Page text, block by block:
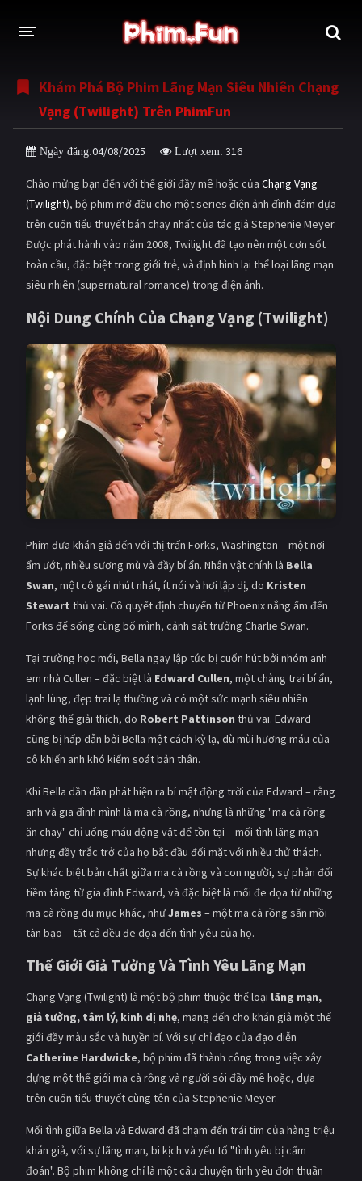
THỂ LOẠI
Thần thoại - Cổ trang Hành động
Tâm lý
Võ thuật - Kiếm hiệp Nhạc kịch
Kinh dị Tội phạm - Hình sự
Phiêu lưu Hài hước
Viễn tưởng Khoa học - Tài liệu
Hoạt hình Thể thao
Tình cảm - Lãng mạn Kỳ ảo
Giật gân Gia đình
Bí ẩn Lịch sử
Viễn Tây Tiểu sử
GameShow DramaTV
Âu - Mỹ Trung Quốc - Hồng Kông
Hàn Quốc Nhật Bản
Ấn Độ Việt Nam
Tổng hợp
CẬP NHẬT
PHIM MỚI
PHIM LẺ
PHIM CHIẾU RẠP
TUYỂN TẬP PHIM
Khám Phá Bộ Phim Lãng Mạn Siêu Nhiên Chạng
Vạng (Twilight) Trên PhimFun
Ngày đăng:04/08/2025 Lượt xem: 316
Chào mừng bạn đến với thế giới đầy mê hoặc của Chạng Vạng
(Twilight), bộ phim mở đầu cho một series điện ảnh đình đám dựa
trên cuốn tiểu thuyết bán chạy nhất của tác giả Stephenie Meyer.
Được phát hành vào năm 2008, Twilight đã tạo nên một cơn sốt
toàn cầu, đặc biệt trong giới trẻ, và định hình lại thể loại lãng mạn
siêu nhiên (supernatural romance) trong điện ảnh.
Nội Dung Chính Của Chạng Vạng (Twilight)
Phim đưa khán giả đến với thị trấn Forks, Washington – một nơi
ẩm ướt, nhiều sương mù và đầy bí ẩn. Nhân vật chính là Bella
Swan, một cô gái nhút nhát, ít nói và hơi lập dị, do Kristen
Stewart thủ vai. Cô quyết định chuyển từ Phoenix nắng ấm đến
Forks để sống cùng bố mình, cảnh sát trưởng Charlie Swan.
Tại trường học mới, Bella ngay lập tức bị cuốn hút bởi nhóm anh
em nhà Cullen – đặc biệt là Edward Cullen, một chàng trai bí ẩn,
lạnh lùng, đẹp trai lạ thường và có một sức mạnh siêu nhiên
không thể giải thích, do Robert Pattinson thủ vai. Edward
cũng bị hấp dẫn bởi Bella một cách kỳ lạ, dù mùi hương máu của
cô khiến anh khó kiểm soát bản thân.
Khi Bella dần dần phát hiện ra bí mật động trời của Edward – rằng
anh và gia đình mình là ma cà rồng, nhưng là những "ma cà rồng
ăn chay" chỉ uống máu động vật để tồn tại – mối tình lãng mạn
nhưng đầy trắc trở của họ bắt đầu đối mặt với nhiều thử thách.
Sự khác biệt bản chất giữa ma cà rồng và con người, sự phản đối
tiềm tàng từ gia đình Edward, và đặc biệt là mối đe dọa từ những
ma cà rồng du mục khác, nhưJames – một ma cà rồng săn mồi
tàn bạo – tất cả đều đe dọa đến tình yêu của họ.
Thế Giới Giả Tưởng Và Tình Yêu Lãng Mạn
Chạng Vạng (Twilight) là một bộ phim thuộc thể loại lãng mạn,
giả tưởng, tâm lý, kinh dị nhẹ, mang đến cho khán giả một thế
giới đầy màu sắc và huyền bí. Với sự chỉ đạo của đạo diễn
Catherine Hardwicke, bộ phim đã thành công trong việc xây
dựng một thế giới ma cà rồng và người sói đầy mê hoặc, dựa
trên cuốn tiểu thuyết cùng tên của Stephenie Meyer.
Mối tình giữa Bella và Edward đã chạm đến trái tim của hàng triệu
khán giả, với sự lãng mạn, bi kịch và yếu tố "tình yêu bị cấm
đoán". Bộ phim không chỉ là một câu chuyện tình yêu đơn thuần